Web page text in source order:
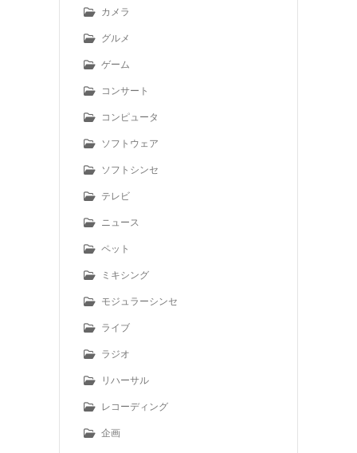
カメラ
グルメ
ゲーム
コンサート
コンピュータ
ソフトウェア
ソフトシンセ
テレビ
ニュース
ペット
ミキシング
モジュラーシンセ
ライブ
ラジオ
リハーサル
レコーディング
企画